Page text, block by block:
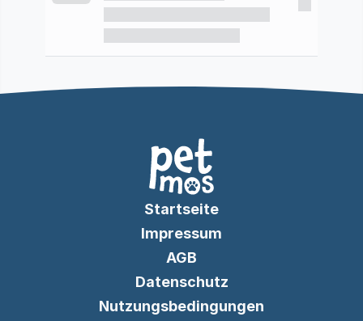
Startseite
Impressum
AGB
Datenschutz
Nutzungsbedingungen